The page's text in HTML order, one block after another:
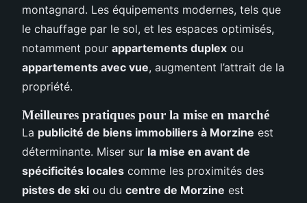
montagnard. Les équipements modernes, tels que
le chauffage par le sol, et les espaces optimisés,
notamment pour appartements duplex ou
appartements avec vue, augmentent l’attrait de la
propriété.
Meilleures pratiques pour la mise en marché
La publicité de biens immobiliers à Morzine est
déterminante. Miser sur la mise en avant de
spécificités locales comme les proximités des
pistes de ski ou du centre de Morzine est